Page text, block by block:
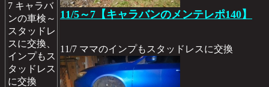
7 キャラバ
ンの車検～
スタッドレ
スに交換、
インプもス
タッドレス
に交換
11/5～7【キャラバンのメンテレポ140】
11/7 ママのインプもスタッドレスに交換